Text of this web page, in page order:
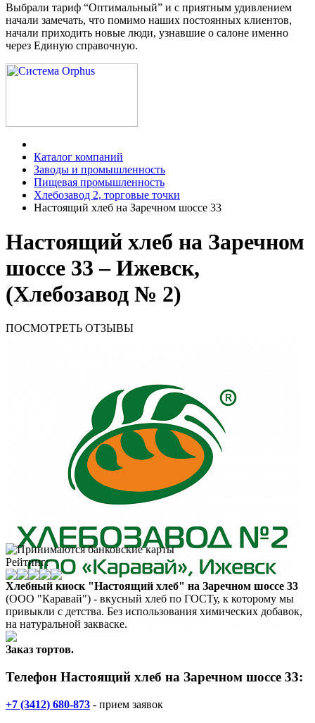
Выбрали тариф “Оптимальный” и с приятным удивлением
начали замечать, что помимо наших постоянных клиентов,
начали приходить новые люди, узнавшие о салоне именно
через Единую справочную.
Каталог компаний
Заводы и промышленность
Пищевая промышленность
Хлебозавод 2, торговые точки
Настоящий хлеб на Заречном шоссе 33
Настоящий хлеб на Заречном
шоссе 33 – Ижевск,
(Хлебозавод № 2)
ПОСМОТРЕТЬ ОТЗЫВЫ
Рейтинг:
Хлебный киоск "Настоящий хлеб" на Заречном шоссе 33
(ООО "Каравай") - вкусный хлеб по ГОСТу, к которому мы
привыкли с детства. Без использования химических добавок,
на натуральной закваске.
Заказ тортов.
Телефон Настоящий хлеб на Заречном шоссе 33:
+7 (3412) 680-873 - прием заявок